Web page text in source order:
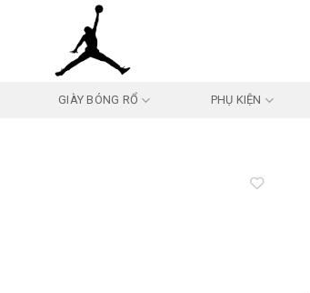
GIÀY BÓNG RỔ PHỤ KIỆN